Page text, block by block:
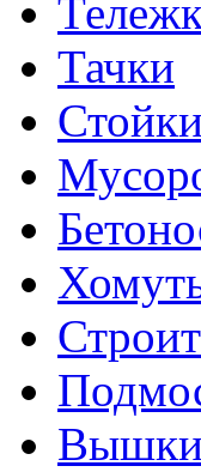
Тачки